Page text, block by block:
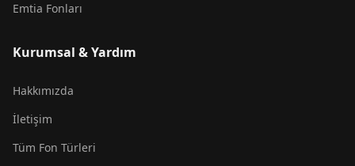
Emtia Fonları
Kurumsal & Yardım
Hakkımızda
İletişim
Tüm Fon Türleri